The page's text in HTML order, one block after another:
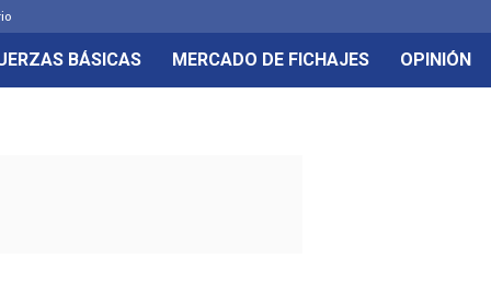
BÁSICAS MERCADO DE FICHAJES OPINIÓN